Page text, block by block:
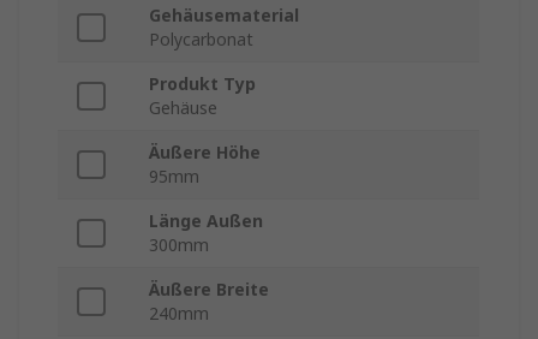
Gehäusematerial
Polycarbonat
Produkt Typ
Gehäuse
Äußere Höhe
95mm
Länge Außen
300mm
Äußere Breite
240mm